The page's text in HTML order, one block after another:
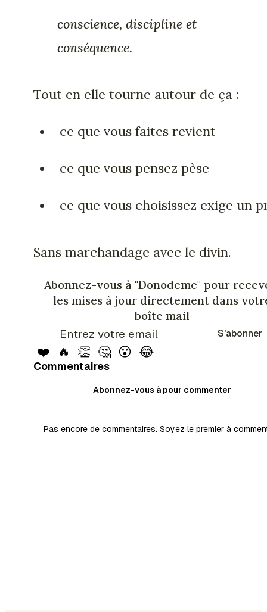
conscience, discipline et
conséquence.
Tout en elle tourne autour de ça :
ce que vous faites revient
ce que vous pensez pèse
ce que vous choisissez exige un
Sans marchandage avec le divin.
Abonnez-vous à "Donodeme" pour
les mises à jour directement dans
boîte mail
S'abonner
❤️ 🔥 👏 🤔 😮 😂
Commentaires
Abonnez-vous à pour commenter
Pas encore de commentaires. Soyez le premier à